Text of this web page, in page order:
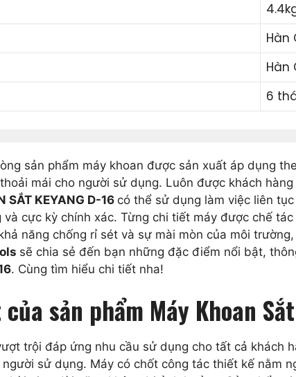
Hàn
Hàn
6
sản phẩm máy khoan được sản xuất áp dụng
mái cho người sử dụng. Luôn được khách
SẮT KEYANG D-16 có thể sử dụng làm việc liên
cực kỳ chính xác. Từng chi tiết máy được chế
năng chống rỉ sét và sự mài mòn của môi
sẽ chia sẻ đến bạn những đặc điểm nổi bật,
. Cùng tìm hiểu chi tiết nha!
sản phẩm Máy Khoan
trội đáp ứng nhu cầu sử dụng cho tất cả khách
sử dụng. Máy có chốt công tác thiết kế nằm